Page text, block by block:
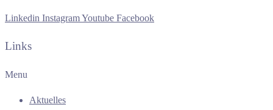
Linkedin InstagramYoutube Facebook
Links
Menu
Aktuelles